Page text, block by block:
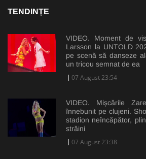
TENDINȚE
VIDEO. Moment de
Larsson la UNTOLD
pe scenă să danseze
un tricou semnat de ea
07 August 23:54
VIDEO. Mișcările
înnebunit pe clujeni.
stadion neîncăpător,
străini
07 August 23:38